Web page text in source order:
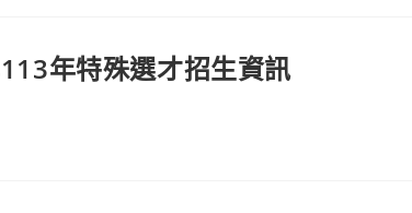
113年特殊選才招生資訊